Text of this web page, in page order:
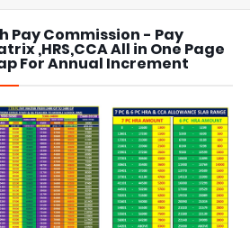
Pay Commission - Pay
,HRS,CCA All in One Page
For Annual Increment